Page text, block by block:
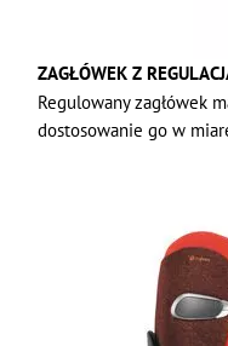
ZAGŁÓWEK Z
Regulowany zagłówek
dostosowanie go w